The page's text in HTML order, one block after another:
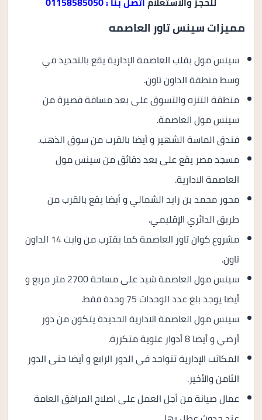
مميزات سينس تاور العاصمه
سينس مول بقلب العاصمة الإدارية يقع بالتحديد في
وسط منطقة الداون تاون.
منطقة التنزه والتسوق على بعد مسافة قصيرة من
سينس مول العاصمة.
فندق الماسة الشهير و أيضا بالقرب من سوق الذهب.
مسجد مصر يقع على بعد دقائق من سينس مول
العاصمة الادارية.
محور محمد بن زايد الشمالي و أيضا يقع بالقرب من
طريق الدائري الإقليمي.
مشروع كوان تاور العاصمة كما يقترب من وايت 14 الداون
تاون.
سينس مول العاصمة شيد على مساحة 2700 متر مربع و
أيضا يوجد بلغ عدد الوحدات 75 وحدة فقط.
سينس مول العاصمة الادارية الجديدة يتكون من دور
أرضي و أيضا 8 أدوار علوية متكررة.
المكاتب الإدارية تتواجد في الدور الرابع و أيضا حتى الدور
الثامن والأخير.
عمال صيانة من أجل العمل على اصلاح المرافق العامة